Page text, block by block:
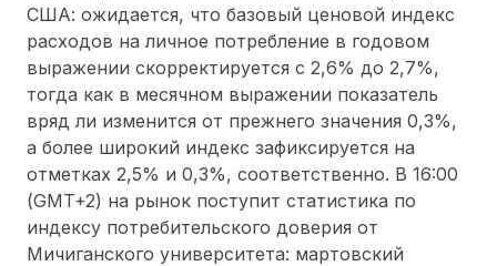
США: ожидается, что базовый ценовой индекс
расходов на личное потребление в годовом
выражении скорректируется с 2,6% до 2,7%,
тогда как в месячном выражении показатель
вряд ли изменится от прежнего значения 0,3%,
а более широкий индекс зафиксируется на
отметках 2,5% и 0,3%, соответственно. В 16:00
(GMT+2) на рынок поступит статистика по
индексу потребительского доверия от
Мичиганского университета: мартовский